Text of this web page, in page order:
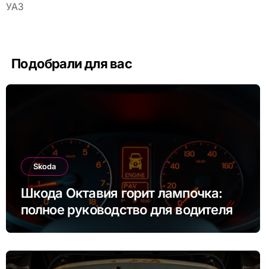
УАЗ
Подобрали для вас
Skoda
Шкода Октавия горит лампочка:
полное руководство для водителя